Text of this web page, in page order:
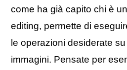
come ha già capito chi è
editing, permette di
le operazioni desiderate
immagini. Pensate per